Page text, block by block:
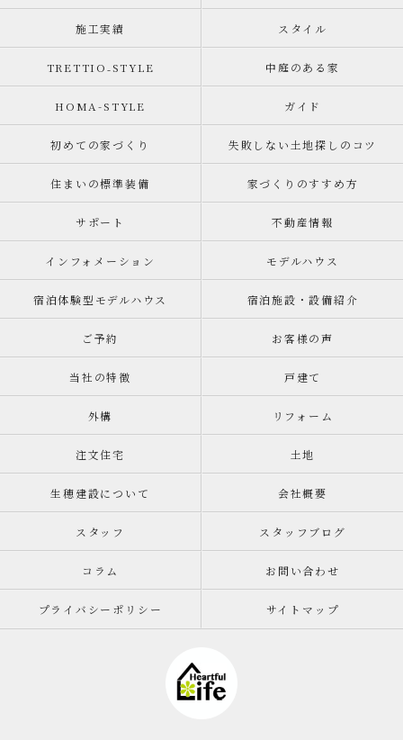
施工実績 スタイル
TRETTIO₋STYLE 中庭のある家
HOMA-STYLE ガイド
初めての家づくり 失敗しない土地探しのコツ
住まいの標準装備 家づくりのすすめ方
サポート 不動産情報
インフォメーション モデルハウス
宿泊体験型モデルハウス 宿泊施設・設備紹介
ご予約 お客様の声
当社の特徴 戸建て
外構 リフォーム
注文住宅 土地
生穂建設について 会社概要
スタッフ スタッフブログ
コラム お問い合わせ
プライバシーポリシー サイトマップ